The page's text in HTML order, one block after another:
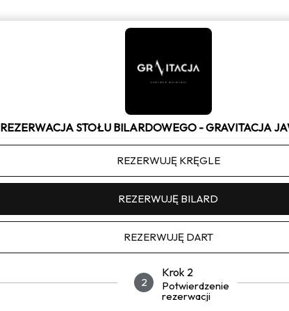
REZERWACJA STOŁU BILARDOWEGO - GRAVITACJA
REZERWUJĘ KRĘGLE
REZERWUJĘ BILARD
REZERWUJĘ DART
Krok 2
Potwierdzenie
rezerwacji
2